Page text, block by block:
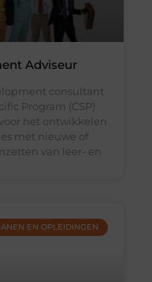
Adviseur
consultant
Program (CSP)
het ontwikkelen
met nieuwe of
van leer- en
EN OPLEIDINGEN